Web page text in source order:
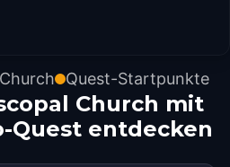
Quest-Startpunkte
Church mit
Quest entdecken